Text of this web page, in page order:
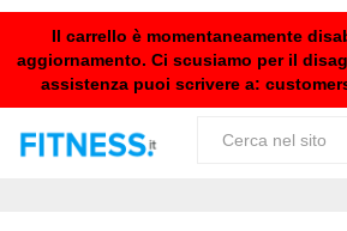
Il carrello è momentaneamente
aggiornamento. Ci scusiamo per il
assistenza puoi scrivere a: